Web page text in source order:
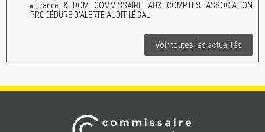
France & DOM COMMISSAIRE AUX COMPTES ASSOCIATION
PROCÉDURE D'ALERTE AUDIT LÉGAL
Voir toutes les actualités